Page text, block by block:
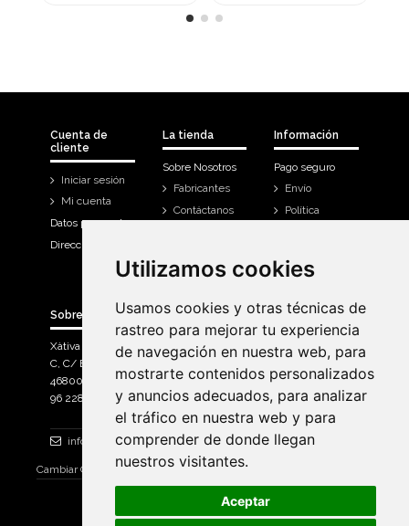
Utilizamos cookies
Usamos cookies y otras técnicas de
rastreo para mejorar tu experiencia
de navegación en nuestra web, para
mostrarte contenidos personalizados
y anuncios adecuados, para analizar
el tráfico en nuestra web y para
comprender de donde llegan
nuestros visitantes.
Aceptar
Utilizamos cookies
Usamos cookies y otras técnicas de
rastreo para mejorar tu experiencia
de navegación en nuestra web, para
mostrarte contenidos personalizados
y anuncios adecuados, para analizar
el tráfico en nuestra web y para
comprender de donde llegan
nuestros visitantes.
Aceptar
Cuenta de
cliente
Iniciar sesión
Mi cuenta
Datos personales
Direcciones
La tienda
Sobre Nosotros
Fabricantes
Contáctanos
Información
Pago seguro
Envío
Política
Historial de
Sobre Bicicletas Sanchis
Xàtiva Polígon Industrial
C, C/ Braçal del Roncador nave 10. >
46800, Xàtiva.
96 228 71 23
info@bicicletassanchis.com
Cambiar Consentimiento de Cookies